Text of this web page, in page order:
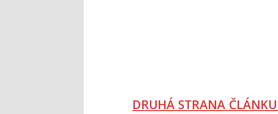
DRUHÁ STRANA